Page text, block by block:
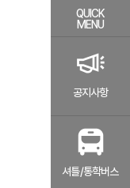
QUICK
MENU
공지사항
셔틀/통학버스